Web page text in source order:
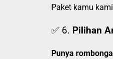
Paket kamu
✅ 6. Pilihan
Punya